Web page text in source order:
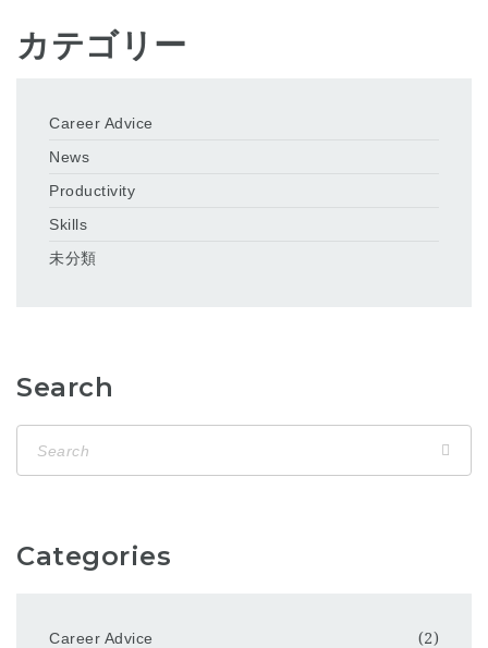
カテゴリー
Career Advice
News
Productivity
Skills
未分類
Search
Categories
Career Advice
(2)